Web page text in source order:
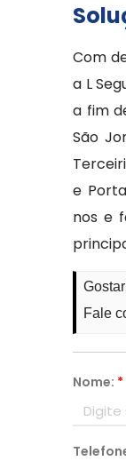
Com
a L
a fim
São
e
nos e
Fale
Nome: *